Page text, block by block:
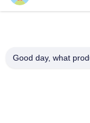
Shenzhen
Good day, what